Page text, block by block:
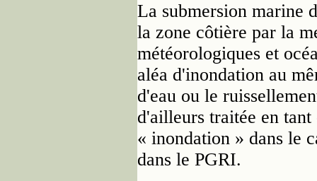
La submersion marine
la zone côtière par la
météorologiques et
aléa d'inondation au
d'eau ou le
d'ailleurs traitée en
« inondation » dans le
dans le PGRI.